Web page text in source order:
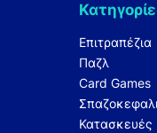
Επιτραπέζια
Παζλ
Card Games
Κατασκευές